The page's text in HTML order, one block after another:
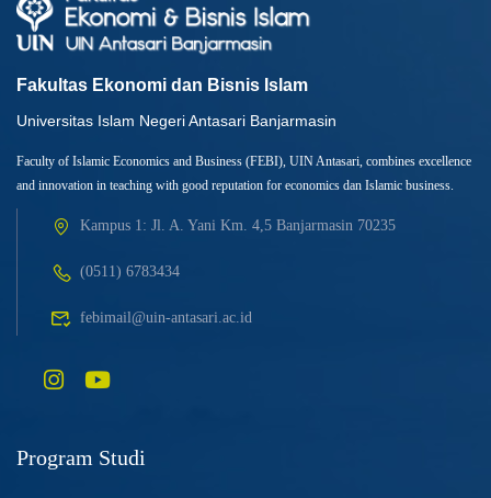
Fakultas Ekonomi dan Bisnis Islam
Universitas Islam Negeri Antasari Banjarmasin
Faculty of Islamic Economics and Business (FEBI), UIN Antasari, combines excellence
and innovation in teaching with good reputation for economics dan Islamic business.
Kampus 1: Jl. A. Yani Km. 4,5 Banjarmasin 70235
(0511) 6783434
febimail@uin-antasari.ac.id
Program Studi